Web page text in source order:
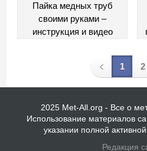
Пайка медных труб
своими руками –
инструкция и видео
1
2
2025 Met-All.org - Все о
Использование материалов
указании полной
Редакция